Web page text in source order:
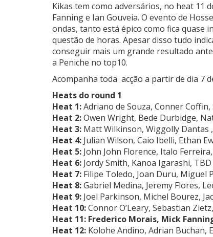
Kikas tem como adversários, no heat 11
Fanning e Ian Gouveia. O evento de
ondas, tanto está épico como fica quase
questão de horas. Apesar disso tudo
conseguir mais um grande resultado
a Peniche no top10.
Acompanha toda acção a partir de dia 7
Heats do round 1
Heat 1:Adriano de Souza, Conner Coffin,
Heat 2:Owen Wright, Bede Durbidge,
Heat 3: Matt Wilkinson, Wiggolly Dantas
Heat 4: Julian Wilson, Caio Ibelli, Ethan
Heat 5: John John Florence, Italo Ferreira
Heat 6: Jordy Smith, Kanoa Igarashi, TBD
Heat 7: Filipe Toledo, Joan Duru, Miguel
Heat 8:Gabriel Medina, Jeremy Flores,
Heat 9: Joel Parkinson, Michel Bourez,
Heat 10:Connor O’Leary, Sebastian Zietz,
Heat 11: Frederico Morais, Mick
Heat 12: Kolohe Andino, Adrian Buchan,